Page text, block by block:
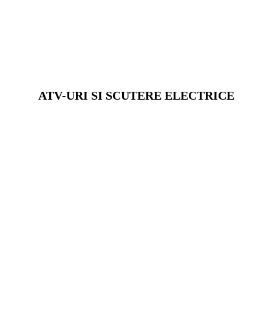
ATV-URI SI SCUTERE ELECTRICE